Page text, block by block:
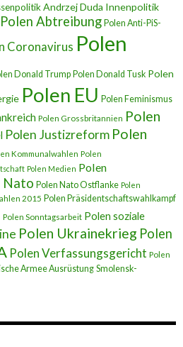
Andrzej Duda Innenpolitik
Polen Abtreibung Polen Anti-PiS-
Coronavirus Polen
Donald Trump Polen Donald Tusk Polen
Polen EU Polen Feminismus
Polen Grossbritannien Polen
Polen Justizreform Polen
Kommunalwahlen Polen
Polen Medien Polen
Nato Polen Nato Ostflanke Polen
2015 Polen Präsidentschaftswahlkampf
Polen Sonntagsarbeit Polen soziale
Polen Ukrainekrieg Polen
Polen Verfassungsgericht Polen
Armee Ausrüstung Smolensk-